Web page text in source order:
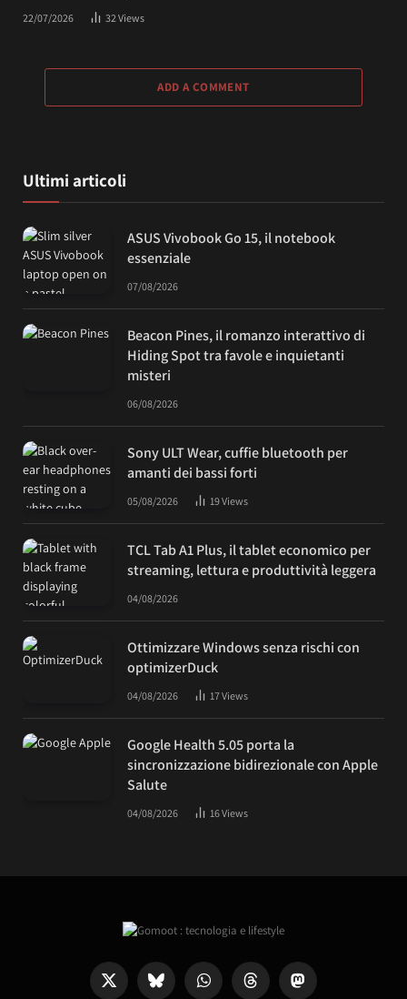
22/07/2026 32 Views
ADD A COMMENT
Ultimi articoli
ASUS Vivobook Go 15, il notebook
essenziale
07/08/2026
Beacon Pines, il romanzo interattivo di
Hiding Spot tra favole e inquietanti
misteri
06/08/2026
Sony ULT Wear, cuffie bluetooth per
amanti dei bassi forti
05/08/2026 19Views
TCL Tab A1 Plus, il tablet economico per
streaming, lettura e produttività leggera
04/08/2026
Ottimizzare Windows senza rischi con
optimizerDuck
04/08/2026 17Views
Google Health 5.05 porta la
sincronizzazione bidirezionale con Apple
Salute
04/08/2026 16Views
X
Bluesky WhatsAppThreads Mastodon